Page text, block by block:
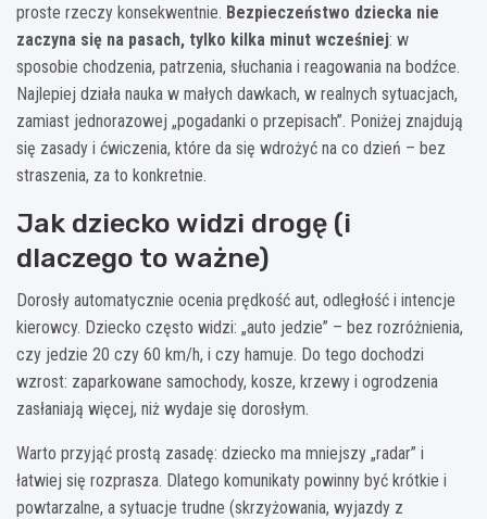
proste rzeczy konsekwentnie. Bezpieczeństwo dziecka nie
zaczyna się na pasach, tylko kilka minut wcześniej: w
sposobie chodzenia, patrzenia, słuchania i reagowania na bodźce.
Najlepiej działa nauka w małych dawkach, w realnych sytuacjach,
zamiast jednorazowej „pogadanki o przepisach”. Poniżej znajdują
się zasady i ćwiczenia, które da się wdrożyć na co dzień – bez
straszenia, za to konkretnie.
Jak dziecko widzi drogę (i
dlaczego to ważne)
Dorosły automatycznie ocenia prędkość aut, odległość i intencje
kierowcy. Dziecko często widzi: „auto jedzie” – bez rozróżnienia,
czy jedzie 20 czy 60 km/h, i czy hamuje. Do tego dochodzi
wzrost: zaparkowane samochody, kosze, krzewy i ogrodzenia
zasłaniają więcej, niż wydaje się dorosłym.
Warto przyjąć prostą zasadę: dziecko ma mniejszy „radar” i
łatwiej się rozprasza. Dlatego komunikaty powinny być krótkie i
powtarzalne, a sytuacje trudne (skrzyżowania, wyjazdy z